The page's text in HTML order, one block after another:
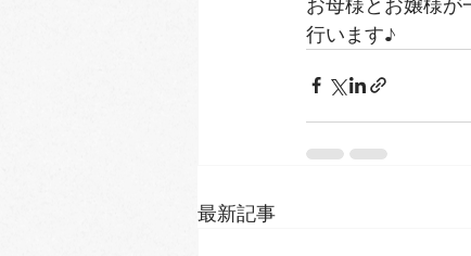
行います♪
最新記事